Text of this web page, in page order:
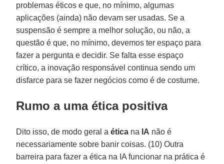
problemas éticos e que, no mínimo, algumas
aplicações (ainda) não devam ser usadas. Se a
suspensão é sempre a melhor solução, ou não, a
questão é que, no mínimo, devemos ter espaço para
fazer a pergunta e decidir. Se falta esse espaço
crítico, a inovação responsável continua sendo um
disfarce para se fazer negócios como é de costume.
Rumo a uma ética positiva
Dito isso, de modo geral aética na IA não é
necessariamente sobre banir coisas. (10) Outra
barreira para fazer a ética na IA funcionar na prática é